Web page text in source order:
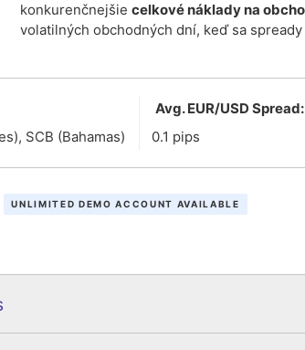
konkurenčnejšiecelkové náklady na
volatilných obchodných dní, keď sa
SCB (Bahamas)
Avg. EUR/USD Spread:
0.1 pips
UNLIMITED DEMO ACCOUNT AVAILABLE